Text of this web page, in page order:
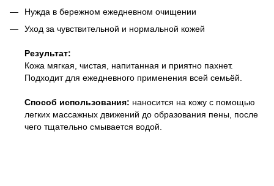
Нужда в бережном ежедневном очищении
Уход за чувствительной и нормальной кожей
Результат:
Кожа мягкая, чистая, напитанная и приятно пахнет.
Подходит для ежедневного применения всей семьёй.
Способ использования: наносится на кожу с помощью
легких массажных движений до образования пены, после
чего тщательно смывается водой.